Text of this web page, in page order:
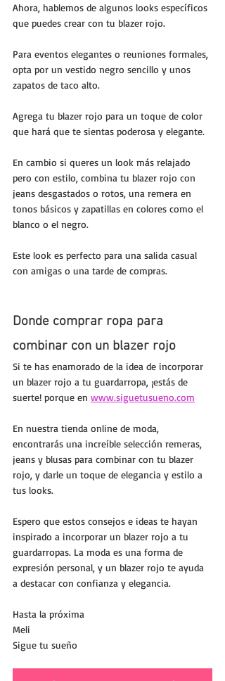
Ahora, hablemos de algunos looks específicos
que puedes crear con tu blazer rojo.
Para eventos elegantes o reuniones formales,
opta por un vestido negro sencillo y unos
zapatos de taco alto.
Agrega tu blazer rojo para un toque de color
que hará que te sientas poderosa y elegante.
En cambio si queres un look más relajado
pero con estilo, combina tu blazer rojo con
jeans desgastados o rotos, una remera en
tonos básicos y zapatillas en colores como el
blanco o el negro.
Este look es perfecto para una salida casual
con amigas o una tarde de compras.
Donde comprar ropa para
combinar con un blazer rojo
Si te has enamorado de la idea de incorporar
un blazer rojo a tu guardarropa, ¡estás de
suerte! porque en www.siguetusueno.com
En nuestra tienda online de moda,
encontrarás una increíble selección remeras,
jeans y blusas para combinar con tu blazer
rojo, y darle un toque de elegancia y estilo a
tus looks.
Espero que estos consejos e ideas te hayan
inspirado a incorporar un blazer rojo a tu
guardarropas. La moda es una forma de
expresión personal, y un blazer rojo te ayuda
a destacar con confianza y elegancia.
Hasta la próxima
Meli
Sigue tu sueño